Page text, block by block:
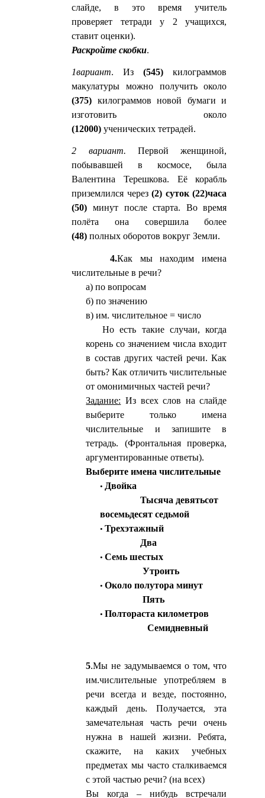
слайде, в это время учитель
проверяет тетради у 2 учащихся,
ставит оценки).
Раскройте скобки.
1вариант. Из(545) килограммов
макулатуры можно получить около
(375) килограммов новой бумаги и
изготовить около
(12000) ученических тетрадей.
2 вариант.Первой женщиной,
побывавшей в космосе, была
Валентина Терешкова. Её корабль
приземлился через(2) суток (22)часа
(50) минут после старта. Во время
полёта она совершила более
(48) полных оборотов вокруг Земли.
4.Как мы находим имена
числительные в речи?
а) по вопросам
б) по значению
в) им. числительное = число
Но есть такие случаи, когда
корень со значением числа входит
в состав других частей речи. Как
быть? Как отличить числительные
от омонимичных частей речи?
Задание: Из всех слов на слайде
выберите только имена
числительные и запишите в
тетрадь. (Фронтальная проверка,
аргументированные ответы).
Выберите имена числительные
Двойка
Тысяча девятьсот
восемьдесят седьмой
Трехэтажный
Два
Семь шестых
Утроить
Около полутора минут
Пять
Полтораста километров
Семидневный
5.Мы не задумываемся о том, что
им.числительные употребляем в
речи всегда и везде, постоянно,
каждый день. Получается, эта
замечательная часть речи очень
нужна в нашей жизни. Ребята,
скажите, на каких учебных
предметах мы часто сталкиваемся
с этой частью речи? (на всех)
Вы когда – нибудь встречали